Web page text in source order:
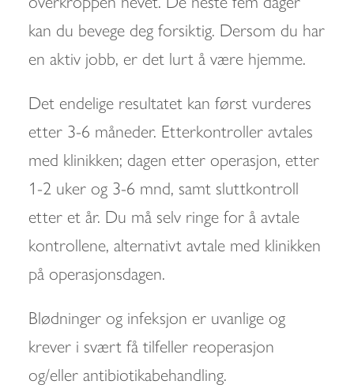
kan du bevege deg forsiktig. Dersom du har
en aktiv jobb, er det lurt å være hjemme.
Det endelige resultatet kan først vurderes
etter 3-6 måneder. Etterkontroller avtales
med klinikken; dagen etter operasjon, etter
1-2 uker og 3-6 mnd, samt sluttkontroll
etter et år. Du må selv ringe for å avtale
kontrollene, alternativt avtale med klinikken
på operasjonsdagen.
Blødninger og infeksjon er uvanlige og
krever i svært få tilfeller reoperasjon
og/eller antibiotikabehandling.